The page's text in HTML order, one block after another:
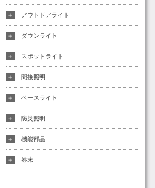
アウトドアライト
ダウンライト
スポットライト
間接照明
ベースライト
防災照明
機能部品
巻末